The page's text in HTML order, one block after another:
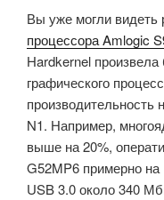
Вы уже могли видеть
процессора Amlogic
Hardkernel
графического
N1. Например,
выше на 20%,
G52MP6 примерно на
USB 3.0 около 340